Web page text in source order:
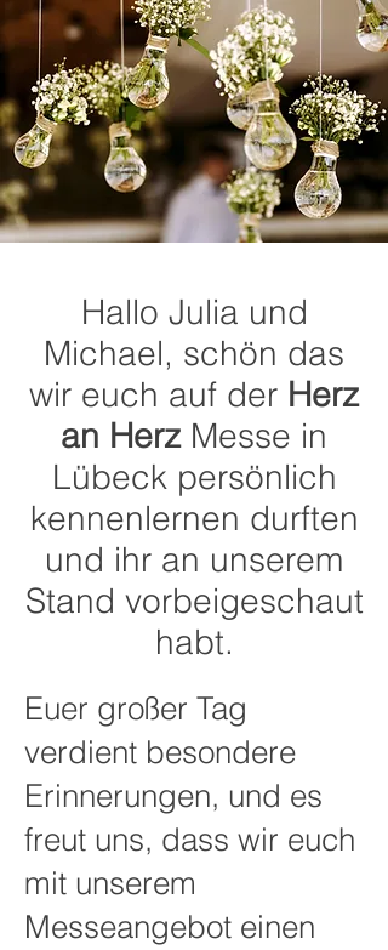
Hallo Julia und
Michael, schön das
wir euch auf der Herz
an HerzMesse in
Lübeck persönlich
kennenlernen durften
und ihr an unserem
Stand vorbeigeschaut
habt.
Euer großer Tag
verdient besondere
Erinnerungen, und es
freut uns, dass wir euch
mit unserem
Messeangebot einen